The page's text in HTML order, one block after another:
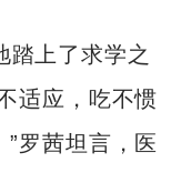
踏上了求学之
适应，吃不惯
罗茜坦言，医